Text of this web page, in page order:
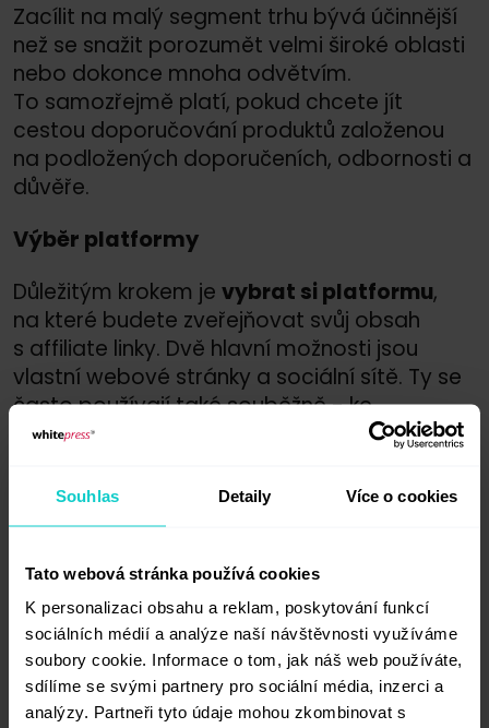
Souhlas Detaily Více o cookies
Tato webová stránka používá cookies
K personalizaci obsahu a reklam, poskytování funkcí
sociálních médií a analýze naší návštěvnosti využíváme
soubory cookie. Informace o tom, jak náš web používáte,
sdílíme se svými partnery pro sociální média, inzerci a
analýzy. Partneři tyto údaje mohou zkombinovat s
Zacílit na malý segment trhu bývá účinnější
než se snažit porozumět velmi široké oblasti
nebo dokonce mnoha odvětvím.
To samozřejmě platí, pokud chcete jít
cestou doporučování produktů založenou
na podložených doporučeních, odbornosti a
důvěře.
Výběr platformy
Důležitým krokem je vybrat si platformu,
na které budete zveřejňovat svůj obsah
s affiliate linky. Dvě hlavní možnosti jsou
vlastní webové stránky a sociální sítě. Ty se
často používají také souběžně - ke
vzájemné propagaci.
Affiliate marketing je možné vyzkoušet
publikum. Neexistuje žádná přesně
stanovená hranice, jak velký by měl být
minimálně váš počet sledujících, i když je
jasné, že větší počet je lepší. Důležitá je ale
především kvalita. A to v tom smyslu, aby